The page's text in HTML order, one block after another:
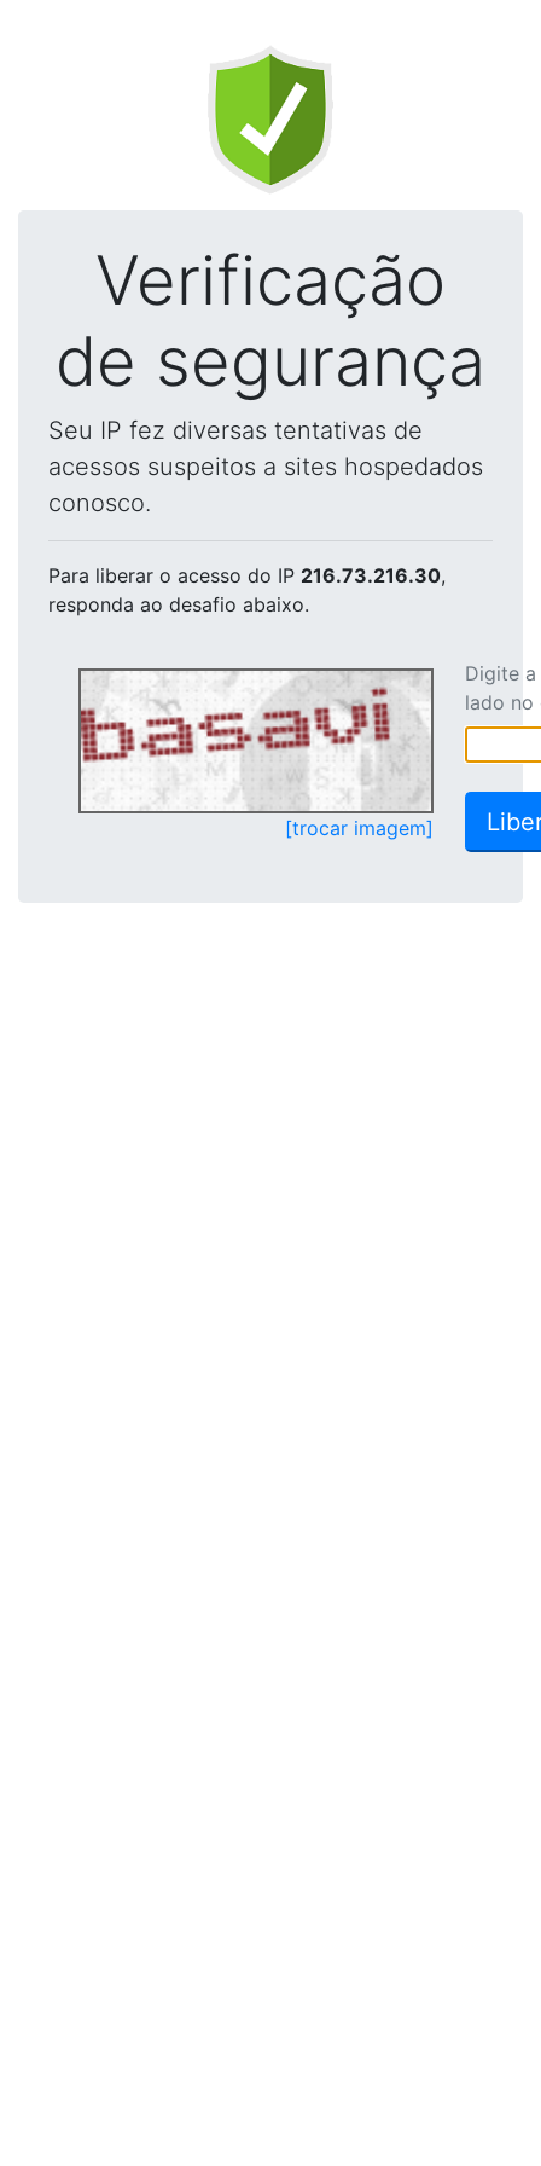
Verificação
de segurança
Seu IP fez diversas tentativas de
acessos suspeitos a sites hospedados
conosco.
Para liberar o acesso do IP 216.73.216.30,
responda ao desafio abaixo.
[trocar imagem]
Digite
lado no